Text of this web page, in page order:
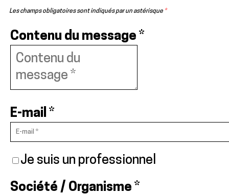
Les champs obligatoires sont indiqués par un astérisque *
Contenu du message *
E-mail *
Je suis un professionnel
Société / Organisme *